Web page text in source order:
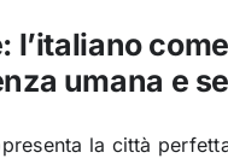
l’italiano come
umana e
la città